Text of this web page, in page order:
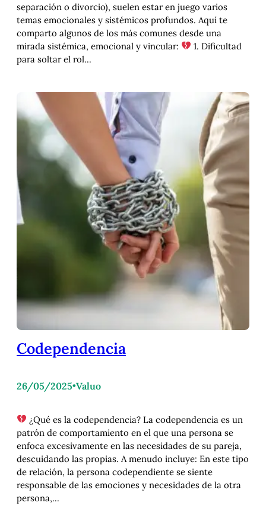
separación o divorcio), suelen estar en juego varios
temas emocionales y sistémicos profundos. Aquí te
comparto algunos de los más comunes desde una
mirada sistémica, emocional y vincular:
1. Dificultad
para soltar el rol…
Codependencia
26/05/2025•Valuo
¿Qué es la codependencia? La codependencia es un
patrón de comportamiento en el que una persona se
enfoca excesivamente en las necesidades de su pareja,
descuidando las propias. A menudo incluye: En este tipo
de relación, la persona codependiente se siente
responsable de las emociones y necesidades de la otra
persona,…